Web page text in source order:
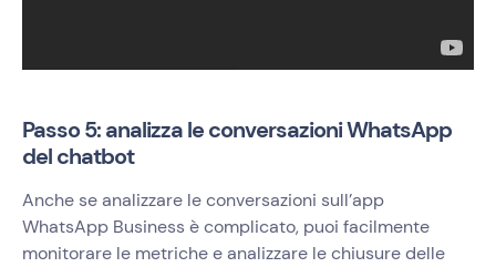
Passo 5: analizza le conversazioni WhatsApp
del chatbot
Anche se analizzare le conversazioni sull’app
WhatsApp Business è complicato, puoi facilmente
monitorare le metriche e analizzare le chiusure delle